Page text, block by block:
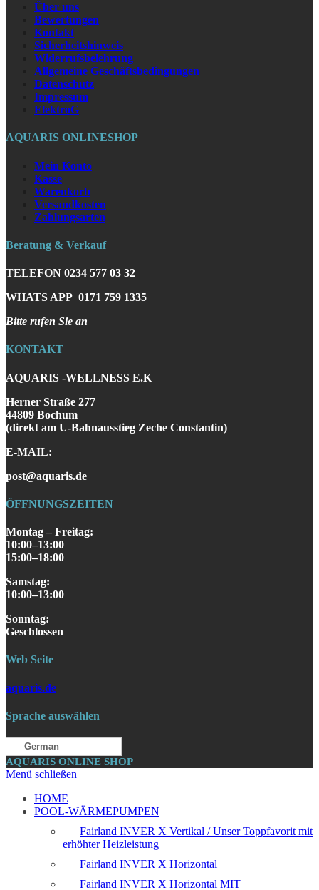
Über uns
Bewertungen
Kontakt
Sicherheitshinweis
Widerrufsbelehrung
Allgemeine Geschäftsbedingungen
Datenschutz
Impressum
ElektroG
AQUARIS ONLINESHOP
Mein Konto
Kasse
Warenkorb
Versandkosten
Zahlungsarten
Beratung & Verkauf
TELEFON 0234 577 03 32
WHATS APP 0171 759 1335
Bitte rufen Sie an
KONTAKT
AQUARIS -WELLNESS E.K
Herner Straße 277
44809 Bochum
(direkt am U-Bahnausstieg Zeche Constantin)
E-MAIL:
post@aquaris.de
ÖFFNUNGSZEITEN
Montag – Freitag:
10:00–13:00
15:00–18:00
Samstag:
10:00–13:00
Sonntag:
Geschlossen
Web Seite
aquaris.de
Sprache auswählen
German
AQUARIS ONLINE SHOP
Menü schließen
HOME
POOL-WÄRMEPUMPEN
Fairland INVER X Vertikal / Unser Toppfavorit mit
erhöhter Heizleistung
Fairland INVER X Horizontal
Fairland INVER X Horizontal MIT